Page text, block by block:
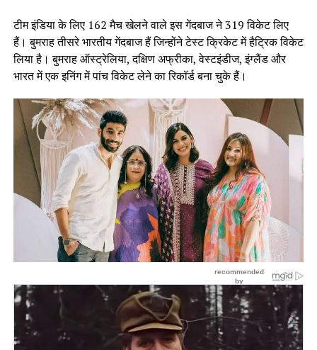
टीम इंडिया के लिए 162 मैच खेलने वाले इस गेंदबाज ने 319 विकेट लिए
हैं। बुमराह तीसरे भारतीय गेंदबाज हैं जिन्होंने टेस्ट क्रिकेट में हैट्रिक विकेट
लिया है। बुमराह ऑस्ट्रेलिया, दक्षिण अफ्रीका, वेस्टइंडीज, इंग्लैंड और
भारत में एक इनिंग में पांच विकेट लेने का रिकॉर्ड बना चुके हैं।